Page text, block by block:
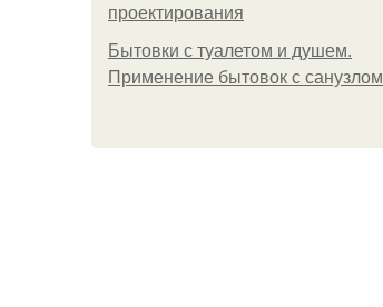
проектирования
Бытовки с туалетом и душем.
Применение бытовок с санузлом